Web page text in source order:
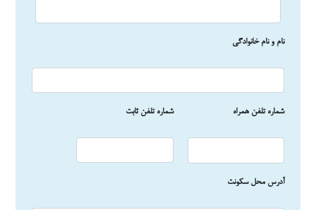
نام و نام خانوادگی
شماره تلفن همراه شماره تلفن ثابت
آدرس محل سکونت